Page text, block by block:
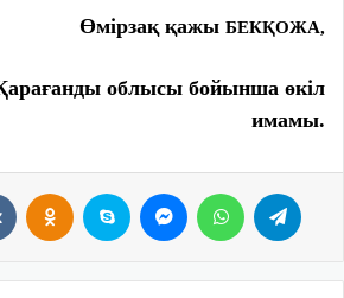
Өмірзақ қажы БЕКҚОЖА,
облысы бойынша өкіл
имамы.